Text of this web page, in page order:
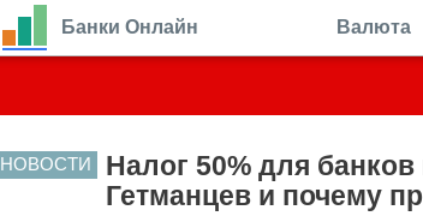
Банки Онлайн Валюта
НОВОСТИ
Налог 50% для
Гетманцев и почему